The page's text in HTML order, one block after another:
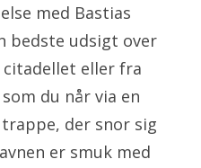
med Bastias
bedste udsigt over
citadellet eller fra
du når via en
der snor sig
er smuk med